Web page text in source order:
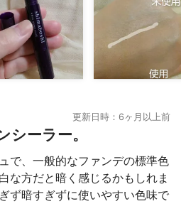
更新日時：6ヶ月以上前
シーラー。
で、一般的なファンデの標準色
な方だと暗く感じるかもしれま
ず暗すぎずに使いやすい色味で